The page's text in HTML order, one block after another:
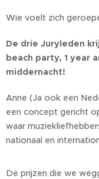
Wie voelt zich
De drie Juryleden
beach party, 1 year
middernacht!
Anne (Ja ook een
een concept gericht
waar
nationaal en
De prijzen die we